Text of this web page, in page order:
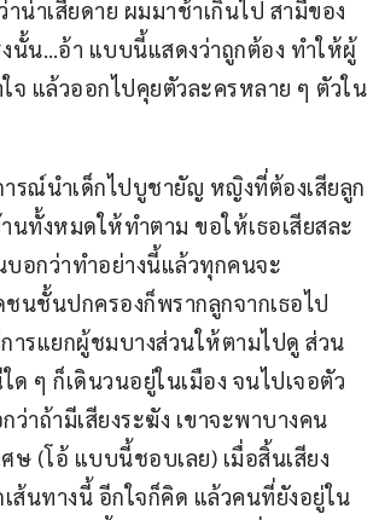
น่าเสียดาย ผมมาช้าเกินไป สามีของ
นั้น…อ้า แบบนี้แสดงว่าถูกต้อง ทำให้ผู้
จ แล้วออกไปคุยตัวละครหลาย ๆ ตัวใน
รณ์นำเด็กไปบูชายัญ หญิงที่ต้องเสียลูก
นทั้งหมดให้ทำตาม ขอให้เธอเสียสละ
อกว่าทำอย่างนี้แล้วทุกคนจะ
นชั้นปกครองก็พรากลูกจากเธอไป
ารแยกผู้ชมบางส่วนให้ตามไปดู ส่วน
ๆ ก็เดินวนอยู่ในเมือง จนไปเจอตัว
าถ้ามีเสียงระฆัง เขาจะพาบางคน
ษ (โอ้ แบบนี้ชอบเลย) เมื่อสิ้นเสียง
เส้นทางนี้ อีกใจก็คิด แล้วคนที่ยังอยู่ใน